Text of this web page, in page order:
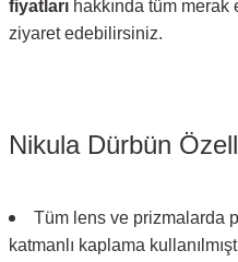
fiyatları hakkında tüm
ziyaret edebilirsiniz.
Nikula Dürbün
Tüm lens ve prizmalarda
katmanlı kaplama